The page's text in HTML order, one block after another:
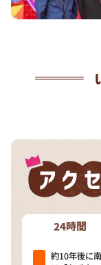
24時間
約10年後に